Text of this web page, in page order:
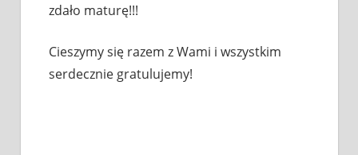
zdało maturę!!!
Cieszymy się razem z Wami i wszystkim
serdecznie gratulujemy!